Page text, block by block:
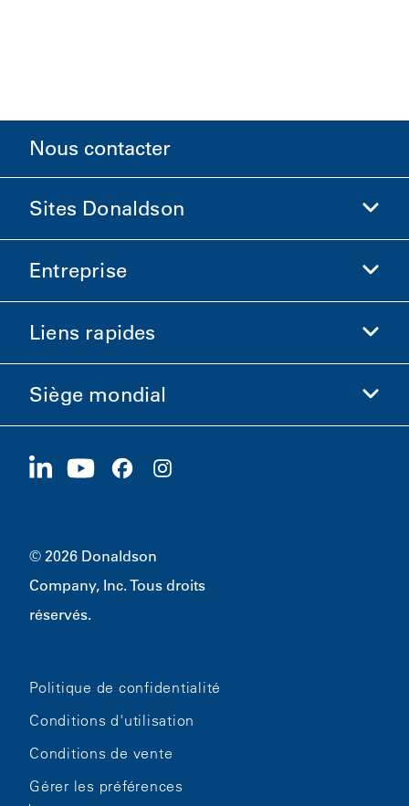
Nous contacter
Sites Donaldson
Donaldson Sciences de la vie
Entreprise
Informations sur l'entreprise
Carrières
Liens rapides
Investisseurs
Développement durable
Siège mondial
1400 W 94th Street
© 2026 Donaldson
Company, Inc. Tous droits
réservés.
Politique de confidentialité
Conditions d'utilisation
Conditions de vente
Gérer les préférences